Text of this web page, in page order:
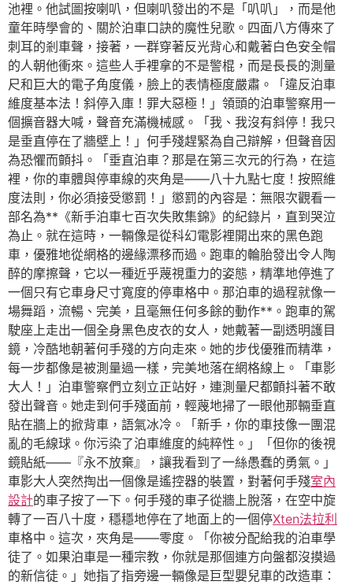
池裡。他試圖按喇叭，但喇叭發出的不是「叭叭」，而是他
童年時學會的、關於泊車口訣的魔性兒歌。四面八方傳來了
刺耳的剎車聲，接著，一群穿著反光背心和戴著白色安全帽
的人朝他衝來。這些人手裡拿的不是警棍，而是長長的測量
尺和巨大的電子角度儀，臉上的表情極度嚴肅。「違反泊車
維度基本法！斜停入庫！罪大惡極！」領頭的泊車警察用一
個擴音器大喊，聲音充滿機械感。「我、我沒有斜停！我只
是垂直停在了牆壁上！」何手殘趕緊為自己辯解，但聲音因
為恐懼而顫抖。「垂直泊車？那是在第三次元的行為，在這
裡，你的車體與停車線的夾角是——八十九點七度！按照維
度法則，你必須接受懲罰！」懲罰的內容是：無限次觀看一
部名為**《新手泊車七百次失敗集錦》的紀錄片，直到哭泣
為止。就在這時，一輛像是從科幻電影裡開出來的黑色跑
車，優雅地從網格的邊緣漂移而過。跑車的輪胎發出令人陶
醉的摩擦聲，它以一種近乎蔑視重力的姿態，精準地停進了
一個只有它車身尺寸寬度的停車格中。那泊車的過程就像一
場舞蹈，流暢、完美，且毫無任何多餘的動作**。跑車的駕
駛座上走出一個全身黑色皮衣的女人，她戴著一副透明護目
鏡，冷酷地朝著何手殘的方向走來。她的步伐優雅而精準，
每一步都像是被測量過一樣，完美地落在網格線上。「車影
大人！」泊車警察們立刻立正站好，連測量尺都顫抖著不敢
發出聲音。她走到何手殘面前，輕蔑地掃了一眼他那輛垂直
貼在牆上的掀背車，語氣冰冷。「新手，你的車技像一團混
亂的毛線球。你污染了泊車維度的純粹性。」「但你的後視
鏡貼紙——『永不放棄』，讓我看到了一絲愚蠢的勇氣。」
車影大人突然掏出一個像是遙控器的裝置，對著何手殘室內
設計的車子按了一下。何手殘的車子從牆上脫落，在空中旋
轉了一百八十度，穩穩地停在了地面上的一個停Xten法拉利
車格中。這次，夾角是——零度。「你被分配給我的泊車學
徒了。如果泊車是一種宗教，你就是那個連方向盤都沒摸過
的新信徒。」她指了指旁邊一輛像是巨型嬰兒車的改造車：